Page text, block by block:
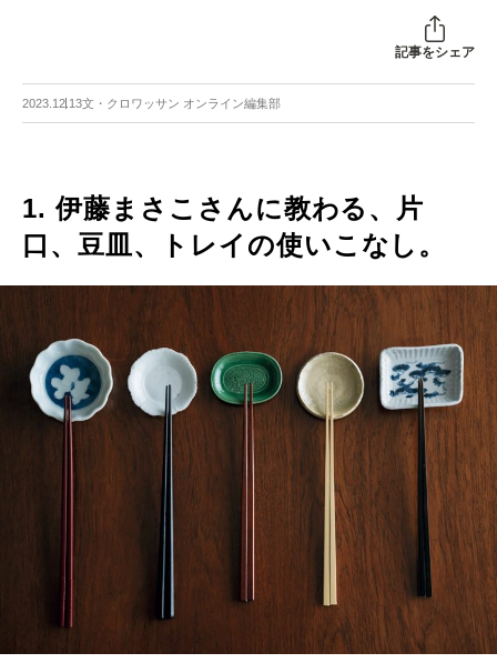
記事をシェア
2023.12.13文・クロワッサン オンライン編集部
1. 伊藤まさこさんに教わる、片
口、豆皿、トレイの使いこなし。